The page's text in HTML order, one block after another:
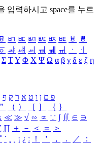
입력하시고 space를 누르
ㅱ ㅲ ㅳ ㅴ ㅵ ㅶ ㅷ ㅸ
ㅹ
ㆇ ㆈ ㆉ ㆊ ㆋ ㆌ ㆍ
ㆎ
Σ ΤΥ Φ Χ Ψ Ω α β γ δ ε ζ η
פ ם ן ו ט א ר ק ף
＂ （ ） ［ ］ ｛ ｝
≪ ≫ √ ∽ ∝ ∵ ∫ ∬ ∈ ∋
∏ ＋ － ＜ ＝
＞
˚ ˙ ¸ ¡ ¿ ː ！ ＇ ， ． ／
：